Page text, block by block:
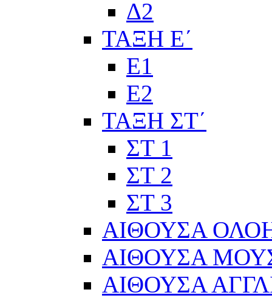
Δ2
ΤΑΞΗ Ε΄
Ε1
Ε2
ΤΑΞΗ ΣΤ΄
ΣΤ 1
ΣΤ 2
ΣΤ 3
ΑΙΘΟΥΣΑ
ΑΙΘΟΥΣΑ
ΑΙΘΟΥΣΑ